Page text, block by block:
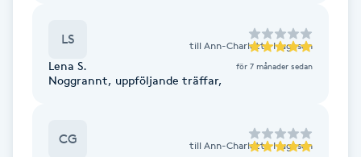
Fotsvamp
LS till Ann-Charlotte Hugoson
Lena S. för 7 månader sedan
Noggrannt, uppföljande träffar,
CG till Ann-Charlotte Hugoson